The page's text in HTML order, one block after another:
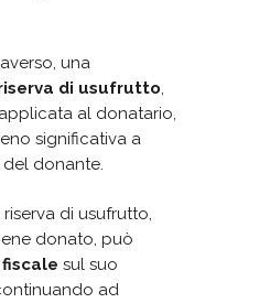
una
di usufrutto,
al donatario,
significativa a
del donante.
di usufrutto,
donato, può
fiscale sul suo
ad